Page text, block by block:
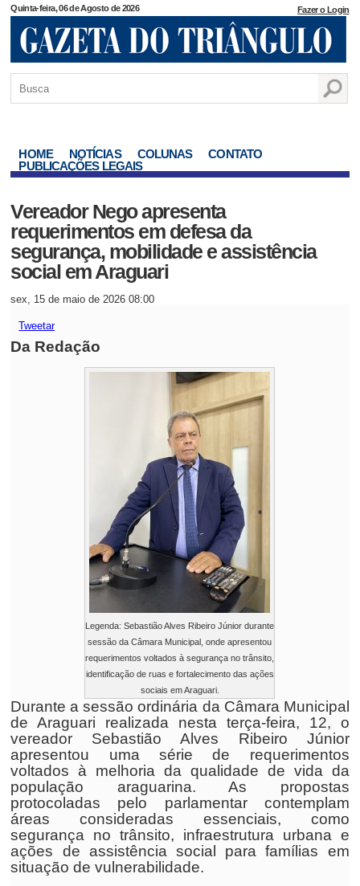
Quinta-feira, 06 de Agosto de 2026 Fazer o Login
HOME NOTÍCIAS COLUNAS
CONTATO
PUBLICAÇÕES LEGAIS
Vereador Nego apresenta
requerimentos em defesa da
segurança, mobilidade e assistência
social em Araguari
sex, 15 de maio de 2026 08:00
Tweetar
Da Redação
Legenda: Sebastião Alves Ribeiro Júnior durante
sessão da Câmara Municipal, onde apresentou
requerimentos voltados à segurança no trânsito,
identificação de ruas e fortalecimento das ações
sociais em Araguari.
Durante a sessão ordinária da Câmara Municipal
de Araguari realizada nesta terça-feira, 12, o
vereador Sebastião Alves Ribeiro Júnior
apresentou uma série de requerimentos
voltados à melhoria da qualidade de vida da
população araguarina. As propostas
protocoladas pelo parlamentar contemplam
áreas consideradas essenciais, como
segurança no trânsito, infraestrutura urbana e
ações de assistência social para famílias em
situação de vulnerabilidade.